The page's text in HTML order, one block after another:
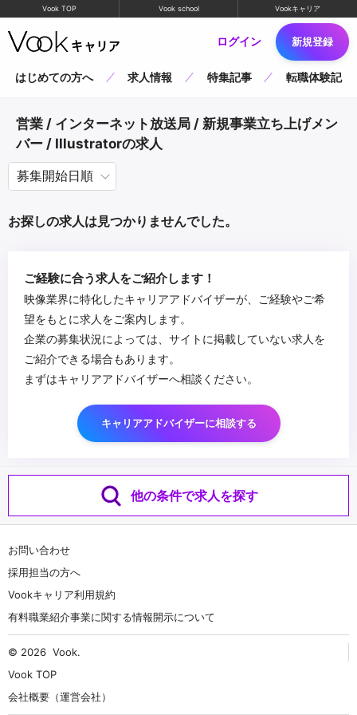
Vook TOP Vook school Vookキャリア
ログイン 新規登録
はじめての方へ 求人情報 特集記事 転職体験記
営業 / インターネット放送局 / 新規事業立ち上げメン
バー / Illustratorの求人
お探しの求人は見つかりませんでした。
ご経験に合う求人をご紹介します！
映像業界に特化したキャリアアドバイザーが、ご経験やご希
望をもとに求人をご案内します。
企業の募集状況によっては、サイトに掲載していない求人を
ご紹介できる場合もあります。
まずはキャリアアドバイザーへ相談ください。
キャリアアドバイザーに相談する
他の条件で求人を探す
お問い合わせ
採用担当の方へ
Vookキャリア利用規約
有料職業紹介事業に関する情報開示について
© 2026 Vook.
Vook TOP
会社概要（運営会社）